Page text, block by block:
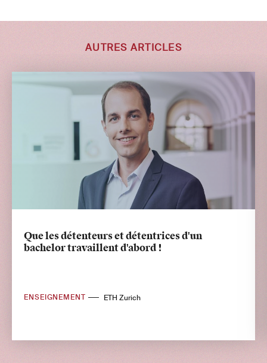
AUTRES ARTICLES
Que les détenteurs et détentrices d'un
bachelor travaillent d'abord !
ENSEIGNEMENT ETH Zurich